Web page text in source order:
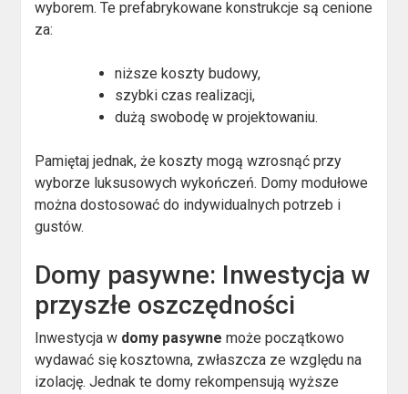
wyborem. Te prefabrykowane konstrukcje są cenione
za:
niższe koszty budowy,
szybki czas realizacji,
dużą swobodę w projektowaniu.
Pamiętaj jednak, że koszty mogą wzrosnąć przy
wyborze luksusowych wykończeń. Domy modułowe
można dostosować do indywidualnych potrzeb i
gustów.
Domy pasywne: Inwestycja w
przyszłe oszczędności
Inwestycja w domy pasywne może początkowo
wydawać się kosztowna, zwłaszcza ze względu na
izolację. Jednak te domy rekompensują wyższe